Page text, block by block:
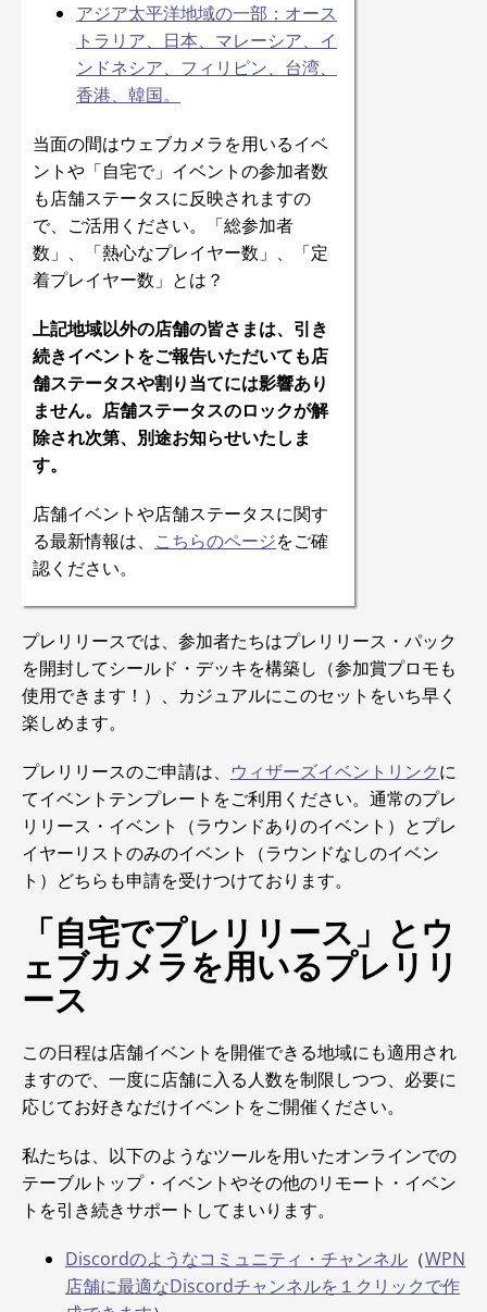
アジア太平洋地域の一部：オース
トラリア、日本、マレーシア、イ
ンドネシア、フィリピン、台湾、
香港、韓国。
当面の間はウェブカメラを用いるイベ
ントや「自宅で」イベントの参加者数
も店舗ステータスに反映されますの
で、ご活用ください。「総参加者
数」、「熱心なプレイヤー数」、「定
着プレイヤー数」とは？
上記地域以外の店舗の皆さまは、引き
続きイベントをご報告いただいても店
舗ステータスや割り当てには影響あり
ません。店舗ステータスのロックが解
除され次第、別途お知らせいたしま
す。
店舗イベントや店舗ステータスに関す
る最新情報は、 こちらのページをご確
認ください。
プレリリースでは、参加者たちはプレリリース・パック
を開封してシールド・デッキを構築し（参加賞プロモも
使用できます！）、カジュアルにこのセットをいち早く
楽しめます。
プレリリースのご申請は、 ウィザーズイベントリンクに
てイベントテンプレートをご利用ください。通常のプレ
リリース・イベント（ラウンドありのイベント）とプレ
イヤーリストのみのイベント（ラウンドなしのイベン
ト）どちらも申請を受けつけております。
「自宅でプレリリース」とウ
ェブカメラを用いるプレリリ
ース
この日程は店舗イベントを開催できる地域にも適用され
ますので、一度に店舗に入る人数を制限しつつ、必要に
応じてお好きなだけイベントをご開催ください。
私たちは、以下のようなツールを用いたオンラインでの
テーブルトップ・イベントやその他のリモート・イベン
トを引き続きサポートしてまいります。
Discordのようなコミュニティ・チャンネル （WPN
店舗に最適なDiscordチャンネルを１クリックで作